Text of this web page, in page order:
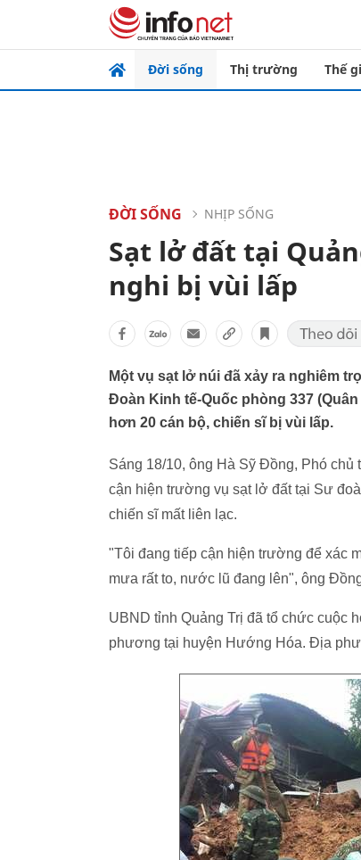
Đời sống Thị trường Thế
ĐỜI SỐNG NHỊP SỐNG
Sạt lở đất tại
nghi bị vùi lấp
Một vụ sạt lở núi đã xảy ra nghiêm
Đoàn Kinh tế-Quốc phòng 337
hơn 20 cán bộ, chiến sĩ bị vùi lấp.
Sáng 18/10, ông Hà Sỹ Đồng, Phó
cận hiện trường vụ sạt lở đất tại Sư
chiến sĩ mất liên lạc.
"Tôi đang tiếp cận hiện trường để xác
mưa rất to, nước lũ đang lên", ông
UBND tỉnh Quảng Trị đã tổ chức cuộc
phương tại huyện Hướng Hóa. Địa